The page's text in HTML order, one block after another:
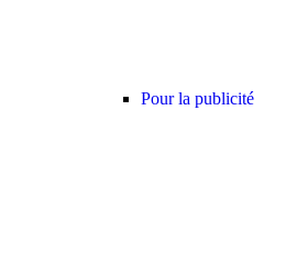
Pour la publicité